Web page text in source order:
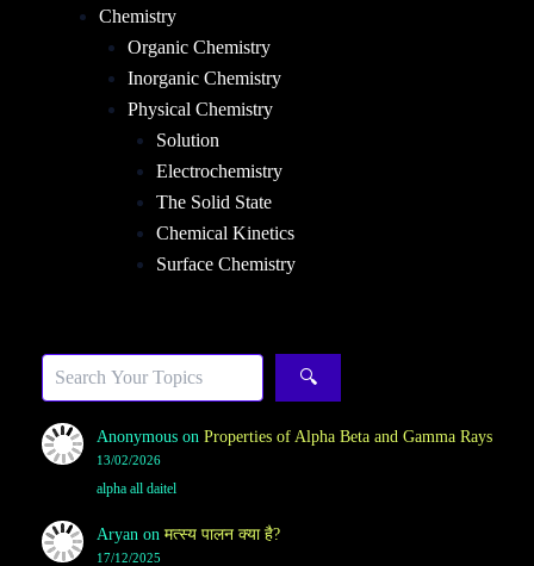
Chemistry
Organic Chemistry
Inorganic Chemistry
Physical Chemistry
Solution
Electrochemistry
The Solid State
Chemical Kinetics
Surface Chemistry
🔍
Anonymouson Properties of Alpha Beta and Gamma Rays
13/02/2026
alpha all daitel
Aryan on मत्स्य पालन क्या है?
17/12/2025